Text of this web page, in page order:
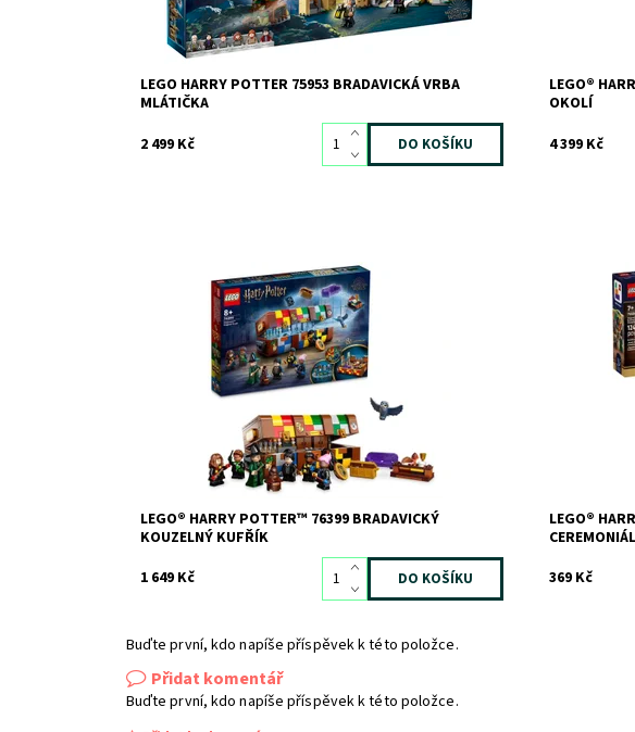
LEGO HARRY POTTER 75953 BRADAVICKÁ VRBA
MLÁTIČKA
2 499 Kč
LEGO®
OKOLÍ
4 399 Kč
Postavte a přizpůsobte si kufřík nabitý bradavickými
dobrodružstvími
Dostupnost:
Skladem2
10281
LEGO
LEGO® HARRY POTTER™ 76399 BRADAVICKÝ
KOUZELNÝ KUFŘÍK
1 649 Kč
mudrců s
Dostupnost:
LEGO®
369 Kč
Buďte první, kdo napíše příspěvek k této položce.
Přidat komentář
Buďte první, kdo napíše příspěvek k této položce.